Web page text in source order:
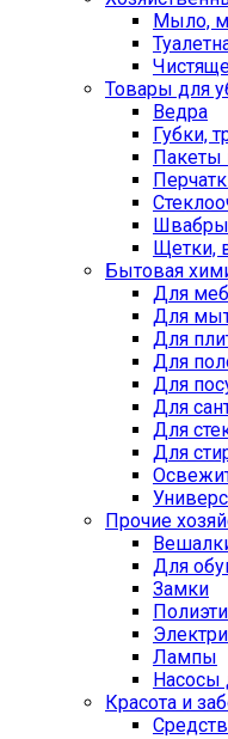
Мыло,
Товары для
Ведра
Губки,
Щетки,
Бытовая
Для
Для
Для
Для
Для
Для
Для
Для
Прочие
Для
Замки
Лампы
Насосы
Красота и